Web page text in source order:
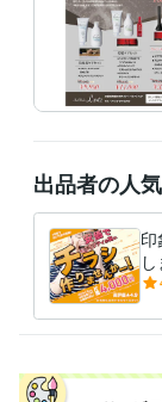
Adobe
Figma:0年
その他ツール
illustrator:20年
得意分野
デザイン制作
デザイン DTP
学歴
IMI 2002年3月 ~
出品者の人